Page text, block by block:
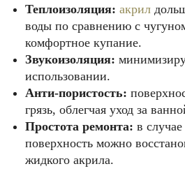
Теплоизоляция: акрил
воды по сравнению с
комфортное купание.
Звукоизоляция:
использовании.
Анти-пористость:
грязь, облегчая уход за
Простота ремонта: в
поверхность можно
жидкого акрила.